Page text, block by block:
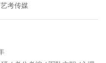
考传媒